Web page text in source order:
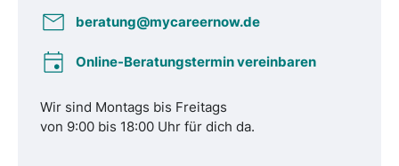
beratung@mycareernow.de
Online-Beratungstermin vereinbaren
Wir sind Montags bis Freitags
von 9:00 bis 18:00 Uhr für dich da.